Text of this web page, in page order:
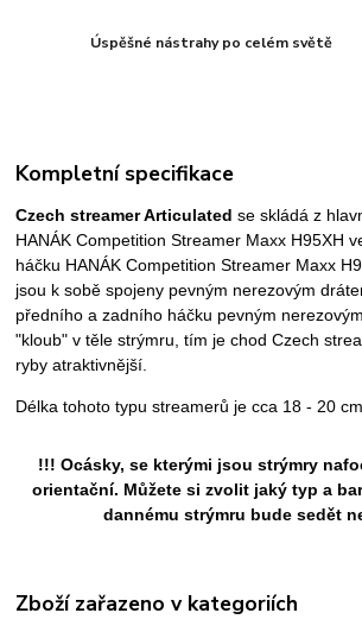
Úspěšné nástrahy po celém světě
Kompletní specifikace
Czech streamer Articulated se skládá z
HANÁK Competition Streamer Maxx H95XH
háčku HANÁK Competition Streamer Maxx
jsou k sobě spojeny pevným nerezovým
předního a zadního háčku pevným
"kloub" v těle strýmru, tím je chod Czech
ryby atraktivnější.
Délka tohoto typu streamerů je cca 18 - 20
!!! Ocásky, se kterými jsou strýmry
orientační. Můžete si zvolit jaký typ a
dannému strýmru bude sedět
Zboží zařazeno v kategoriích